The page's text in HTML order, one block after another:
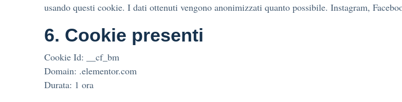
usando questi cookie. I dati ottenuti vengono anonimizzati quanto possibile. Instagram,
6. Cookie presenti
Cookie Id: __cf_bm
Domain: .elementor.com
Durata: 1 ora